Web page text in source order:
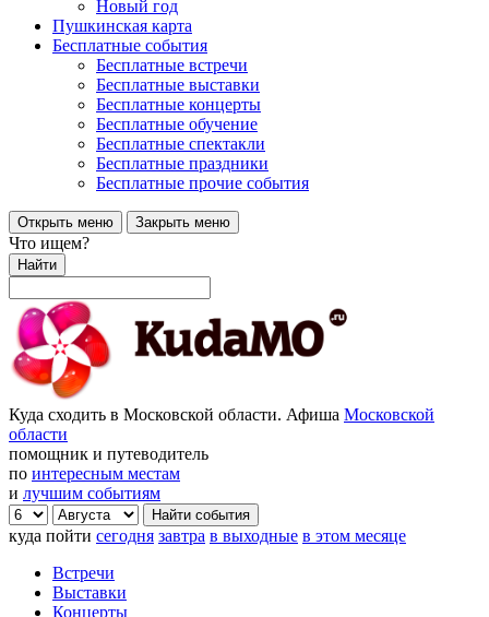
Новый год
Пушкинская карта
Бесплатные события
Бесплатные встречи
Бесплатные выставки
Бесплатные концерты
Бесплатные обучение
Бесплатные спектакли
Бесплатные праздники
Бесплатные прочие события
Открыть меню Закрыть меню
Что ищем?
Найти
Куда сходить в Московской области. Афиша Московской
области
помощник и путеводитель
по интересным местам
и лучшим событиям
куда пойти сегодня завтра в выходные в этом месяце
Встречи
Выставки
Концерты